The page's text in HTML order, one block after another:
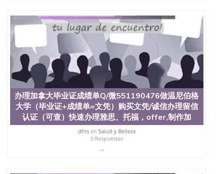
吗QQ微信551190476买国外文凭质量QQ微信
551190476国外本科毕业证怎么办理QQ微信
551190476国外大学文凭真制作QQ微信551190476办
国外文凭可找工作QQ微信551190476国外大学有毕业
证QQ微信551190476办理国外毕业证价格QQ微信
551190476国外编号查询QQ微信551190476办理国外
文凭要交定金吗QQ微信551190476办国外可查文凭
QQ微信551190476网上购买真文凭可信吗QQ微信
551190476学士学位证书查询机构QQ微信551190476
国外资格证书办理QQ微信551190476如何办理学历认
证QQ微信551190476海外文凭认证办理QQ微信
551190476 圣何塞州立大学（San Jose State
University, 又译为“圣荷西州立大学”）成立于1857
年，简称SJSU，是加州历史悠久的大学之一，也是美
西地区的公立大学之一。位于圣何塞市San Jose中
心，占地154公顷。它是一所位于加利福尼亚州的著
办理加拿大毕业证成绩单Q/微551190476做温尼伯格
大学（毕业证+成绩单=文凭）购买文凭/诚信办理留信
认证（可查）快速办理雅思、托福，offer,制作加
dfnsen Salud y Belleza
0 Respuestas
...